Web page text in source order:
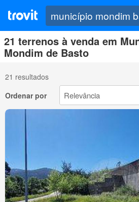
21 terrenos à venda em
Mondim de Basto
21 resultados
Ordenar por